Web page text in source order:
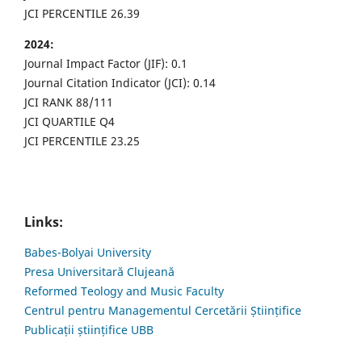
JCI PERCENTILE 26.39
2024:
Journal Impact Factor (JIF): 0.1
Journal Citation Indicator (JCI): 0.14
JCI RANK 88/111
JCI QUARTILE Q4
JCI PERCENTILE 23.25
Links:
Babes-Bolyai University
Presa Universitară Clujeană
Reformed Teology and Music Faculty
Centrul pentru Managementul Cercetării Științifice
Publicații științifice UBB